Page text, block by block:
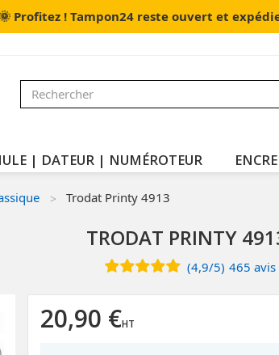
Profitez ! Tampon24 reste ouvert et
| DATEUR | NUMÉROTEUR
Trodat Printy 4913
TRODAT PRINTY
(4,9/5) 465 avis
20,90 €